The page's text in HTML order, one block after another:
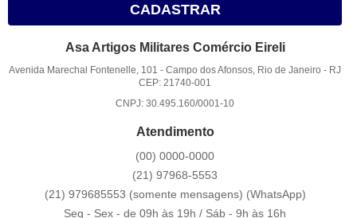
CADASTRAR
Asa Artigos Militares Comércio Eireli
Avenida Marechal Fontenelle, 101 -Campo dos Afonsos, Rio de Janeiro - RJ
CEP: 21740-001
CNPJ: 30.495.160/0001-10
Atendimento
(00) 0000-0000
(21) 97968-5553
(21) 979685553 (somente mensagens) (WhatsApp)
Seg - Sex - de 09h às 19h / Sáb - 9h às 16h